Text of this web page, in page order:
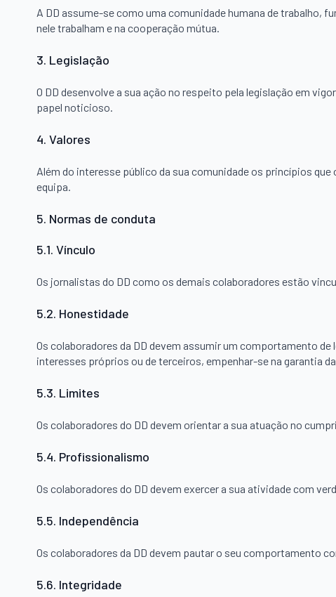
A DD assume-se como uma comunidade humana de trabalho,
nele trabalham e na cooperação mútua.
3. Legislação
O DD desenvolve a sua ação no respeito pela legislação em
papel noticioso.
4. Valores
Além do interesse público da sua comunidade os princípios
equipa.
5. Normas de conduta
5.1. Vínculo
Os jornalistas do DD como os demais colaboradores estão
5.2. Honestidade
Os colaboradores da DD devem assumir um comportamento
interesses próprios ou de terceiros, empenhar-se na garantia
5.3. Limites
Os colaboradores do DD devem orientar a sua atuação no
5.4. Profissionalismo
Os colaboradores do DD devem exercer a sua atividade com
5.5. Independência
Os colaboradores da DD devem pautar o seu comportamento
5.6. Integridade